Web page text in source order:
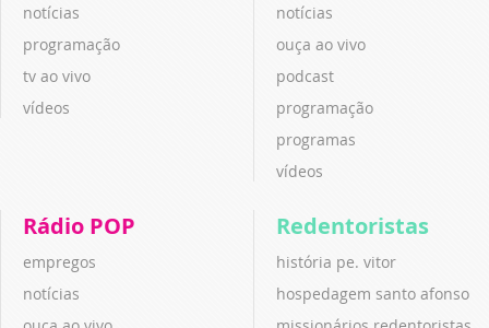
notícias
programação
tv ao vivo
vídeos
notícias
ouça ao vivo
podcast
programação
programas
vídeos
Rádio POP
empregos
notícias
Redentoristas
história pe. vitor
hospedagem santo afonso